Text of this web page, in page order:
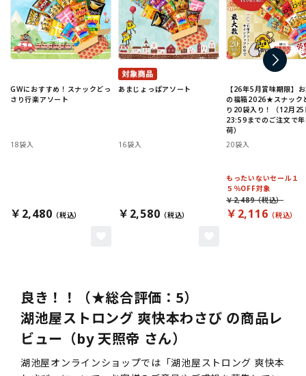
GWにおすすめ！スナックどっ
さり行楽アソート
18袋入
￥2,480
あまじょっぱアソート
16袋入
￥2,580
【26年5月賞味期限】
の福箱2026★スナック
り20袋入り！（12月25
23:59までのご注文で
荷）
20袋入
もったいないセール１
５％OFF対象
￥2,116
￥2,489
良き！！（★総合評価：5）
湖池屋ストロング 爽快本わさび の商品レ
ビュー（by 天照帝 さん）
湖池屋オンラインショップでは「湖池屋ストロング 爽快本